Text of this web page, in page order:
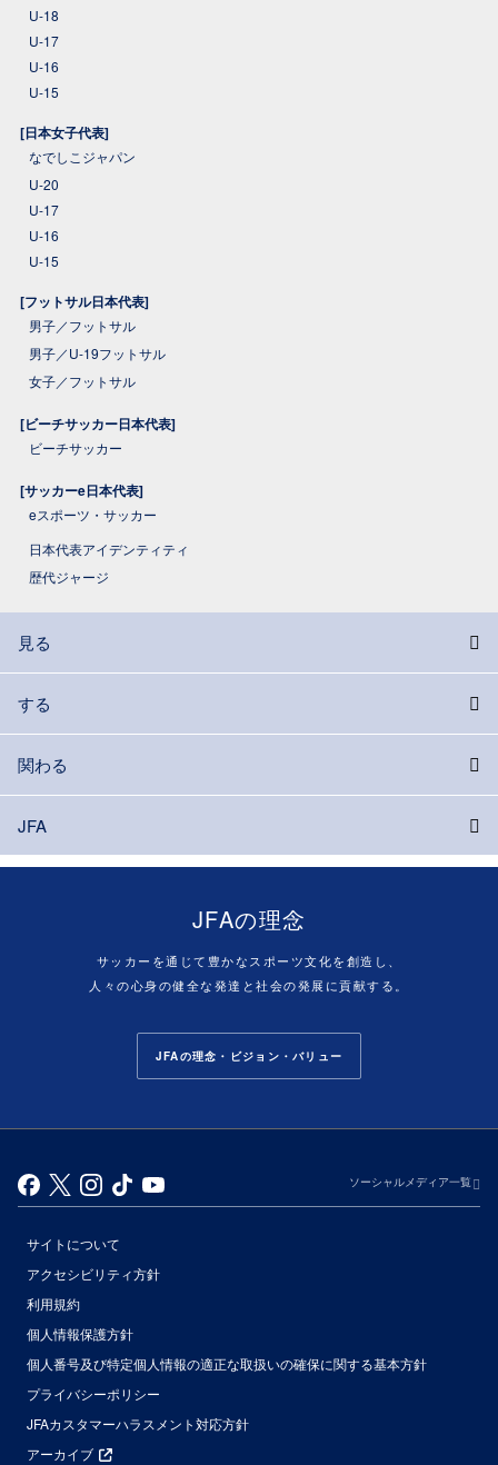
U-18
U-17
U-16
U-15
[日本女子代表]
なでしこジャパン
U-20
U-17
U-16
U-15
[フットサル日本代表]
男子／フットサル
男子／U-19フットサル
女子／フットサル
[ビーチサッカー日本代表]
ビーチサッカー
[サッカーe日本代表]
eスポーツ・サッカー
日本代表アイデンティティ
歴代ジャージ
見る
する
関わる
JFA
JFAの理念
サッカーを通じて豊かなスポーツ文化を創造し、
人々の心身の健全な発達と社会の発展に貢献する。
JFAの理念・ビジョン・バリュー
ソーシャルメディア一覧
サイトについて
アクセシビリティ方針
利用規約
個人情報保護方針
個人番号及び特定個人情報の適正な取扱いの確保に関する基本方針
プライバシーポリシー
JFAカスタマーハラスメント対応方針
アーカイブ